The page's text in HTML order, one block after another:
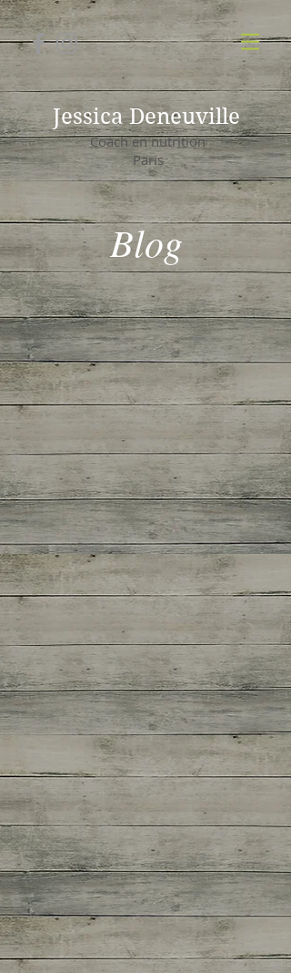
Jessica Deneuville
Coach en nutrition
Paris
Blog